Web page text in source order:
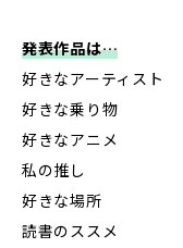
発表作品は…
好きなアーティスト
好きな乗り物
好きなアニメ
私の推し
好きな場所
読書のススメ